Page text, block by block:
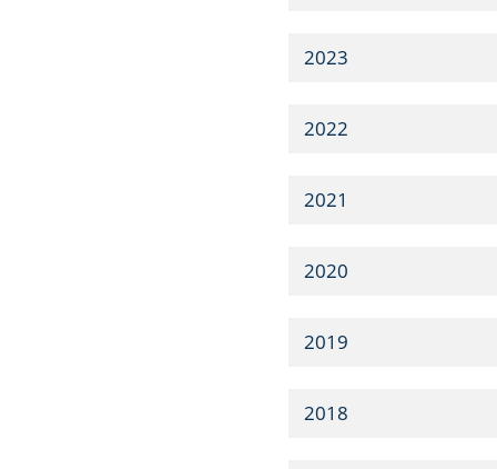
2023
2022
2021
2020
2019
2018